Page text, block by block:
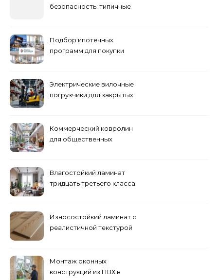
безопасность: типичные
Подбор ипотечных
программ для покупки
Электрические вилочные
погрузчики для закрытых
Коммерческий ковролин
для общественных
Влагостойкий ламинат
тридцать третьего класса
Износостойкий ламинат с
реалистичной текстурой
Монтаж оконных
конструкций из ПВХ в